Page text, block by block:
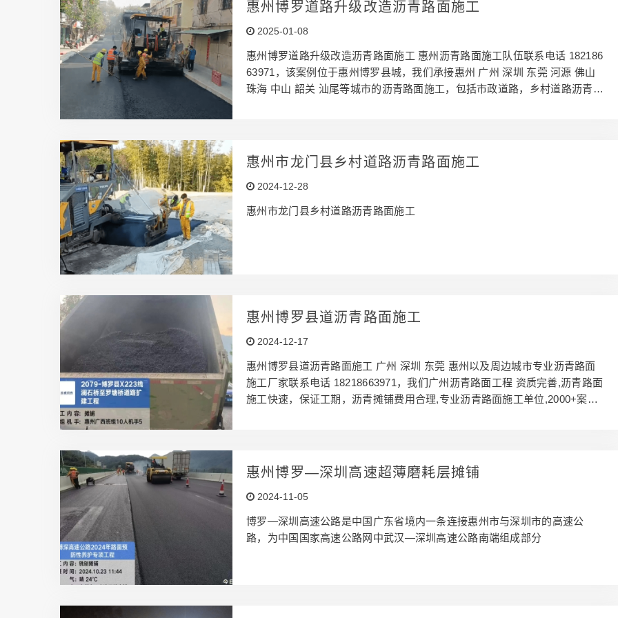
惠州博罗道路升级改造沥青路面施工
2025-01-08
惠州博罗道路升级改造沥青路面施工 惠州沥青路面施工队伍联系电话 182186
63971，该案例位于惠州博罗县城，我们承接惠州 广州 深圳 东莞 河源 佛山
珠海 中山 韶关 汕尾等城市的沥青路面施工，包括市政道路，乡村道路沥青摊
惠州市龙门县乡村道路沥青路面施工
2024-12-28
惠州市龙门县乡村道路沥青路面施工
惠州博罗县道沥青路面施工
2024-12-17
惠州博罗县道沥青路面施工 广州 深圳 东莞 惠州以及周边城市专业沥青路面
施工厂家联系电话 18218663971，我们广州沥青路面工程 资质完善,沥青路面
施工快速，保证工期，沥青摊铺费用合理,专业沥青路面施工单位,2000+案
惠州博罗—深圳高速超薄磨耗层摊铺
2024-11-05
博罗—深圳高速公路是中国广东省境内一条连接惠州市与深圳市的高速公
路，为中国国家高速公路网中武汉—深圳高速公路南端组成部分